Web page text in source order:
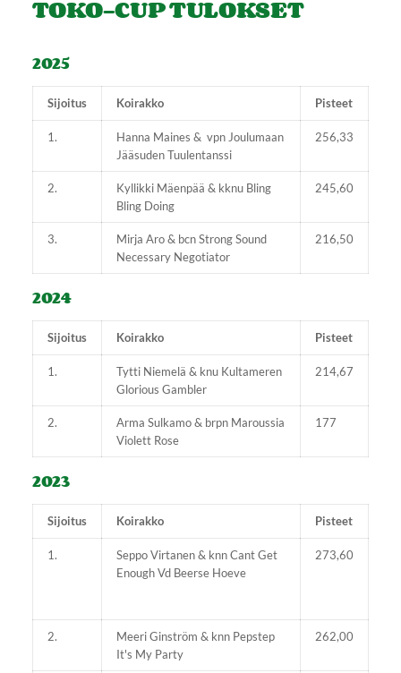
TOKO-CUP TULOKSET
2025
Sijoitus Koirakko Pisteet
1.
Hanna Maines & vpn Joulumaan
Jääsuden Tuulentanssi
256,33
2.
Kyllikki Mäenpää & kknu Bling
Bling Doing
245,60
3.
Mirja Aro & bcn Strong Sound
Necessary Negotiator
216,50
2024
Sijoitus Koirakko Pisteet
1.
Tytti Niemelä & knu Kultameren
Glorious Gambler
214,67
2.
Arma Sulkamo & brpn Maroussia
Violett Rose
177
2023
Sijoitus Koirakko Pisteet
1.
Seppo Virtanen & knn Cant Get
Enough Vd Beerse Hoeve
273,60
2.
Meeri Ginström & knn Pepstep
It's My Party
262,00